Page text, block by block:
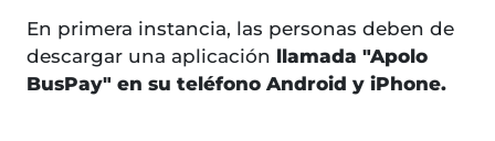
En primera instancia, las personas deben de
descargar una aplicación llamada "Apolo
BusPay" en su teléfono Android y iPhone.